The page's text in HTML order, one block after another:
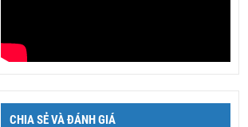
CHIA SẺ VÀ ĐÁNH GIÁ